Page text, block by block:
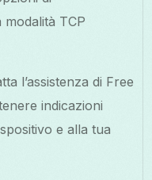
TCP
l’assistenza di Free
indicazioni
e alla tua